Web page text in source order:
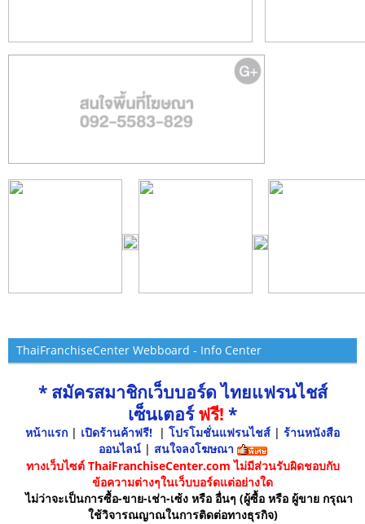
ThaiFranchiseCenter Webboard - Info Center
* สมัครสมาชิกเว็บบอร์ด ไทยแฟรนไชส์
เซ็นเตอร์ฟรี! *
หน้าแรก | เปิดร้านค้าฟรี! | โปรโมชั่นแฟรนไชส์ | ร้านหนังสือ
ออนไลน์ | สนใจลงโฆษณา
ทางเว็บไซต์ ThaiFranchiseCenter.com ไม่มีส่วนรับผิดชอบกับ
ข้อความต่างๆในเว็บบอร์ดแต่อย่างใด
ไม่ว่าจะเป็นการซื้อ-ขาย-เช่า-เซ้ง หรือ อื่นๆ (ผู้ซื้อ หรือ ผู้ขาย กรุณา
ใช้วิจารณญาณในการติดต่อทางธุรกิจ)